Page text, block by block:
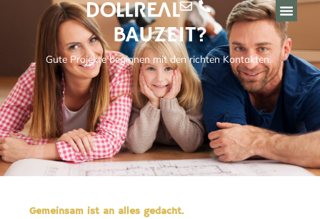
BAUZEIT?
Gute Projekte beginnen mit den richten Kontakten.
Gemeinsam ist an alles gedacht.